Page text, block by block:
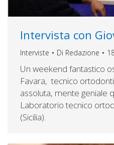
Intervista con
Interviste Di Redazione
Un weekend fantastico
Favara, tecnico
assoluta, mente geniale
Laboratorio tecnico
(Sicilia).